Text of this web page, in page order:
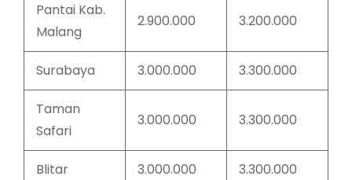
Pantai Kab.
Malang
2.900.000 3.200.000
Surabaya 3.000.000 3.300.000
Taman
Safari
3.000.000 3.300.000
Blitar 3.000.000 3.300.000